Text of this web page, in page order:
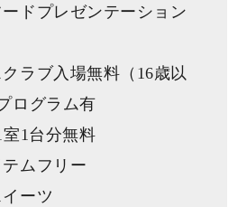
ドプレゼンテーション
ラブ入場無料（16歳以
ログラム有
1台分無料
ムフリー
ーツ